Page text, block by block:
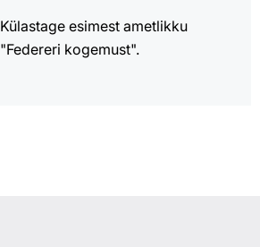
Külastage esimest ametlikku
"Federeri kogemust".